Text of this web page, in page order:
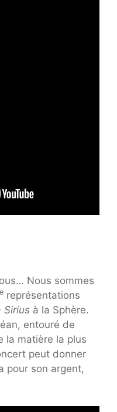
Nous sommes
représentations
Sirius à la Sphère.
entouré de
la matière la plus
peut donner
pour son argent,